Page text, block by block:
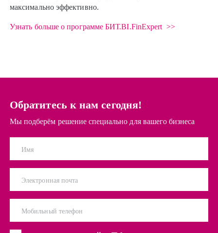
максимально эффективно.
Узнать больше о программе БИТ.BI.FinExpert >>
Обратитесь к нам сегодня!
Мы подберём решение специально для вашего бизнеса
Имя
Электронная почта
Мобильный телефон